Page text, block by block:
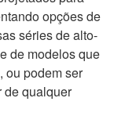
opções de
séries de alto-
de modelos que
ou podem ser
de qualquer